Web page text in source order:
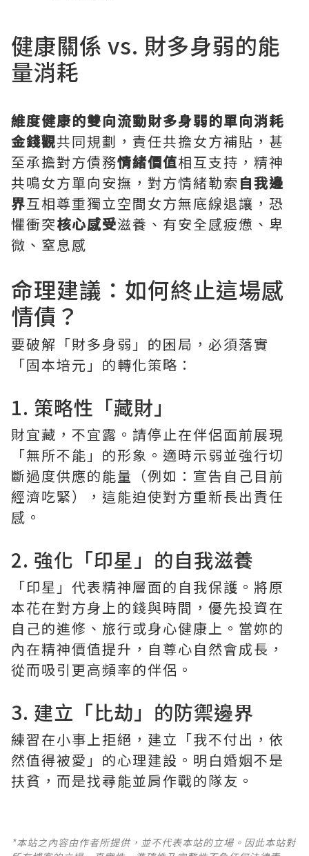
健康關係 vs. 財多身弱的能
量消耗
維度健康的雙向流動財多身弱的單向消耗
金錢觀共同規劃，責任共擔女方補貼，甚
至承擔對方債務情緒價值相互支持，精神
共鳴女方單向安撫，對方情緒勒索 自我邊
界互相尊重獨立空間女方無底線退讓，恐
懼衝突核心感受滋養、有安全感疲憊、卑
微、窒息感
命理建議：如何終止這場感
情債？
要破解「財多身弱」的困局，必須落實
「固本培元」的轉化策略：
1. 策略性「藏財」
財宜藏，不宜露。請停止在伴侶面前展現
「無所不能」的形象。適時示弱並強行切
斷過度供應的能量（例如：宣告自己目前
經濟吃緊），這能迫使對方重新長出責任
感。
2. 強化「印星」的自我滋養
「印星」代表精神層面的自我保護。將原
本花在對方身上的錢與時間，優先投資在
自己的進修、旅行或身心健康上。當妳的
內在精神價值提升，自尊心自然會成長，
從而吸引更高頻率的伴侶。
3. 建立「比劫」的防禦邊界
練習在小事上拒絕，建立「我不付出，依
然值得被愛」的心理建設。明白婚姻不是
扶貧，而是找尋能並肩作戰的隊友。
*本站之內容由作者所提供，並不代表本站的立場。因此本站對